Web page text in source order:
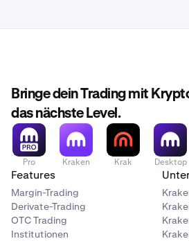
Bringe dein Trading mit
das nächste Level.
Pro Kraken Krak Desktop
Features
Margin-Trading
Derivate-Trading
OTC Trading
Institutionen